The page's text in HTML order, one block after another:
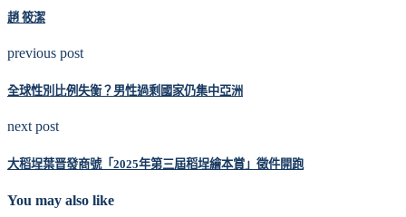
趙 筱潔
previous post
全球性別比例失衡？男性過剩國家仍集中亞洲
next post
大稻埕葉晋發商號「2025年第三屆稻埕繪本賞」徵件開跑
You may also like